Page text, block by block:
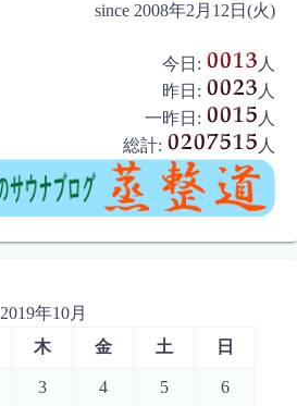
since 2008年2月12日(火)
今日:
人
昨日:
人
一昨日:
人
総計:
人
2019年10月
木 金 土 日
3 4 5 6